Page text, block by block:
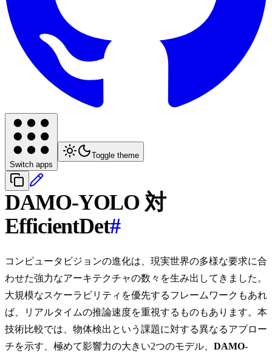
Switch apps
Toggle theme
DAMO-YOLO 対
EfficientDet#
コンピュータビジョンの進化は、現実世界の多様な要求に合
わせた強力なアーキテクチャの数々を生み出してきました。
大規模なスケーラビリティを優先するフレームワークもあれ
ば、リアルタイムの推論速度を重視するものもあります。本
技術比較では、物体検出という課題に対する異なるアプロー
チを示す、極めて影響力の大きい2つのモデル、 DAMO-